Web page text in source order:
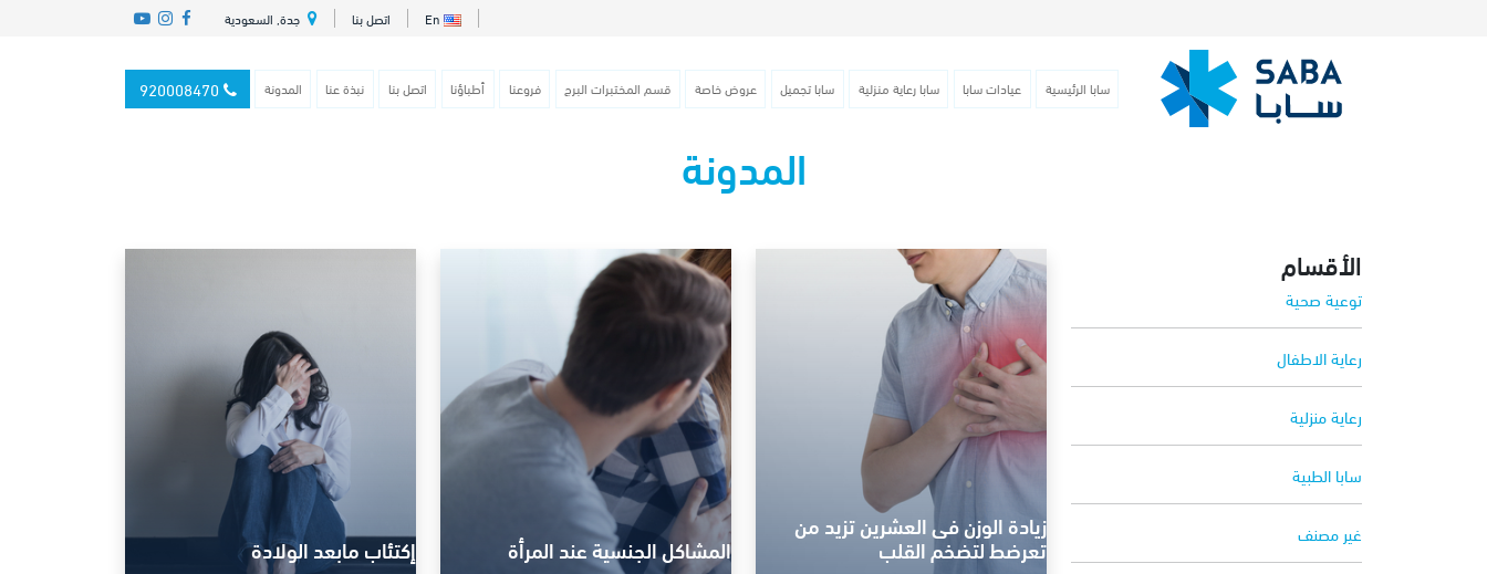
En اتصل بنا جدة, السعودية
سابا الرئيسية عيادات سابا سابا رعاية منزلية سابا تجميل عروض خاصة قسم المختبرات البرج فروعنا أطباؤنا اتصل بنا نبذة عنا المدونة
المدونة
الأقسام
توعية صحية
رعاية الاطفال
رعاية منزلية
سابا الطبية
غير مصنف زيادة الوزن فى العشرين تزيد من
تعرضط لتضخم القلب المشاكل الجنسية عند المرأة إكتئاب مابعد الولادة